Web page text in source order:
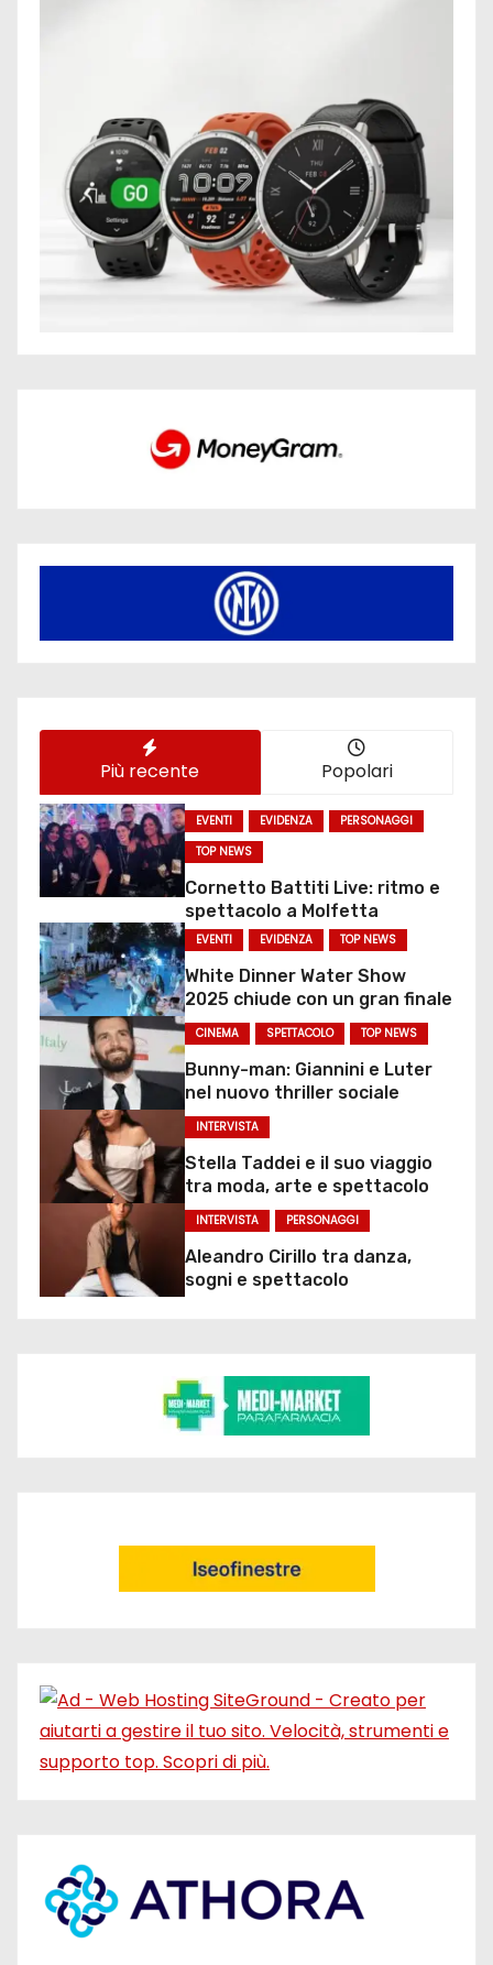
Più recente Popolari
EVENTI EVIDENZA
PERSONAGGI
TOP NEWS
Cornetto Battiti Live: ritmo e
spettacolo a Molfetta
EVENTI EVIDENZA TOP NEWS
White Dinner Water Show
2025 chiude con un gran finale
CINEMA SPETTACOLO TOP NEWS
Bunny-man: Giannini e Luter
nel nuovo thriller sociale
INTERVISTA
Stella Taddei e il suo viaggio
tra moda, arte e spettacolo
INTERVISTA PERSONAGGI
Aleandro Cirillo tra danza,
sogni e spettacolo